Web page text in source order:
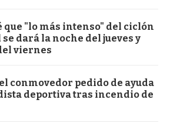
que "lo más intenso" del ciclón
dará la noche del jueves y
viernes
conmovedor pedido de ayuda
deportiva tras incendio de